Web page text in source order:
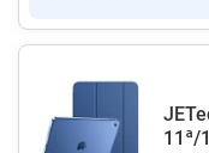
11ª/